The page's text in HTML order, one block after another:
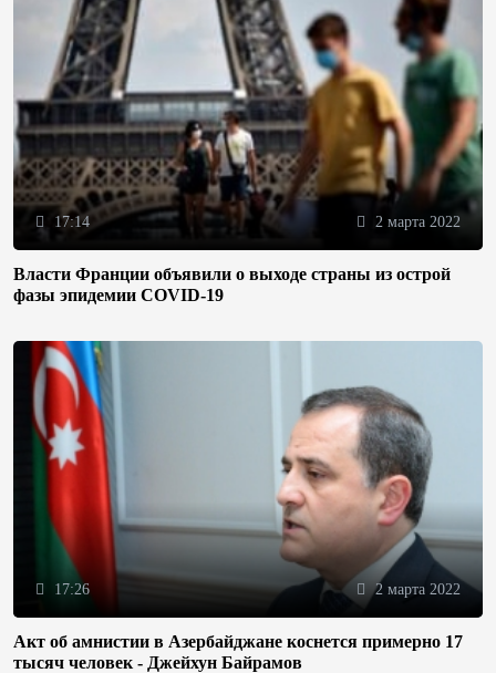
17:14 2 марта 2022
Власти Франции объявили о выходе страны из острой
фазы эпидемии COVID-19
17:26 2 марта 2022
Акт об амнистии в Азербайджане коснется примерно 17
тысяч человек - Джейхун Байрамов